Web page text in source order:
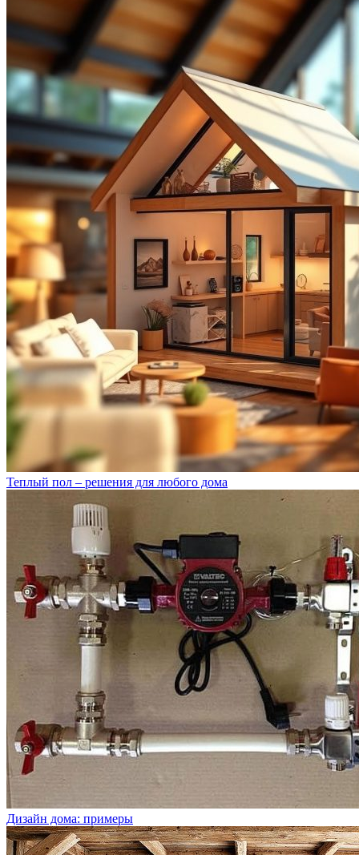
Теплый пол – решения для любого дома
Дизайн дома: примеры